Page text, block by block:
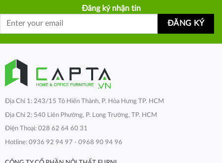
Đăng ký nhận tin
Địa Chỉ 1: 243/15 Tô Hiến Thành, P. Hòa Hưng TP. HCM
Địa Chỉ 2: 540 Liên Phường, P. Long Trường, TP. HCM
Điện Thoại: 028 62 64 60 31
Hotline: 0936 92 94 97 - 0968 90 94 96